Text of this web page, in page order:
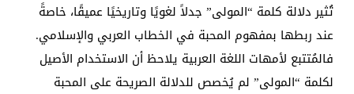
تُثير دلالة كلمة “المولى” جدلاً لغويًا وتاريخيًا عميقًا، خاصةً
عند ربطها بمفهوم المحبة في الخطاب العربي والإسلامي.
فالمُتتبع لأمهات اللغة العربية يلاحظ أن الاستخدام الأصيل
لكلمة “المولى” لم يُخصص للدلالة الصريحة على المحبة